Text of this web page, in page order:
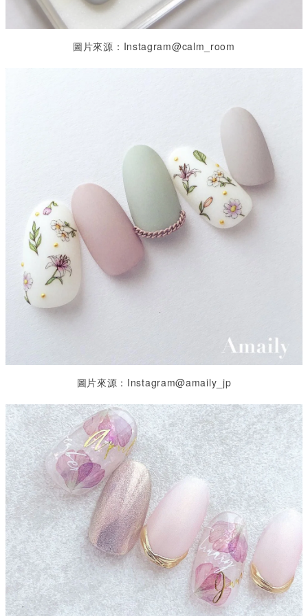
圖片來源：Instagram@calm_room
圖片來源：Instagram@amaily_jp